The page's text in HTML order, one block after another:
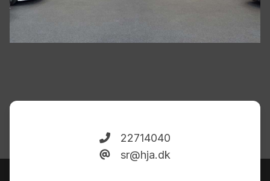
22714040
sr@hja.dk